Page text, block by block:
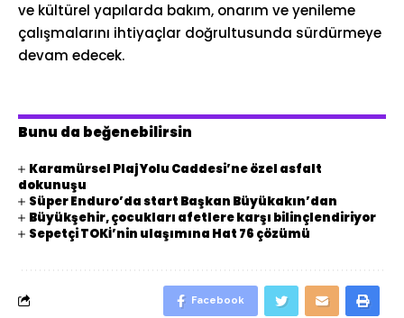
ve kültürel yapılarda bakım, onarım ve yenileme
çalışmalarını ihtiyaçlar doğrultusunda sürdürmeye
devam edecek.
Bunu da beğenebilirsin
Karamürsel Plaj Yolu Caddesi’ne özel asfalt
dokunuşu
Süper Enduro’da start Başkan Büyükakın’dan
Büyükşehir, çocukları afetlere karşı bilinçlendiriyor
Sepetçi TOKİ’nin ulaşımına Hat 76 çözümü
Facebook